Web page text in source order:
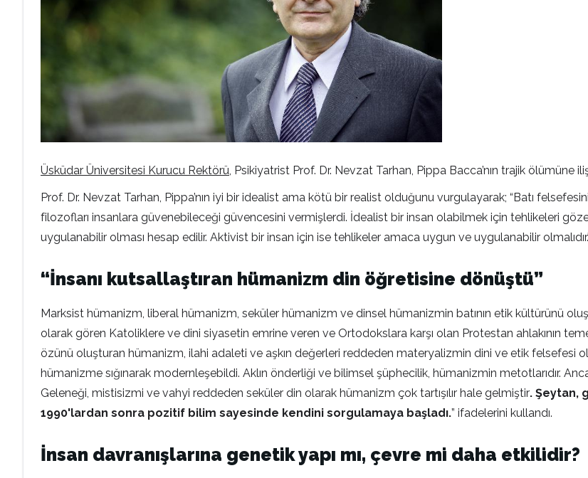
Üsküdar Üniversitesi Kurucu Rektörü, Psikiyatrist Prof. Dr. Nevzat Tarhan, Pippa Bacca’nın trajik ölümüne
Prof. Dr. Nevzat Tarhan, Pippa’nın iyi bir idealist ama kötü bir realist olduğunu vurgulayarak; “Batı
filozofları insanlara güvenebileceği güvencesini vermişlerdi. İdealist bir insan olabilmek için tehlikeleri
uygulanabilir olması hesap edilir. Aktivist bir insan için ise tehlikeler amaca uygun ve uygulanabilir
“İnsanı kutsallaştıran hümanizm din öğretisine dönüştü”
Marksist hümanizm, liberal hümanizm, seküler hümanizm ve dinsel hümanizmin batının etik kültürünü
olarak gören Katoliklere ve dini siyasetin emrine veren ve Ortodokslara karşı olan Protestan ahlakının
özünü oluşturan hümanizm, ilahi adaleti ve aşkın değerleri reddeden materyalizmin dini ve etik felsefesi
hümanizme sığınarak modernleşebildi. Aklın önderliği ve bilimsel şüphecilik, hümanizmin metotlarıdır.
Geleneği, mistisizmi ve vahyi reddeden seküler din olarak hümanizm çok tartışılır hale gelmiştir. Şeytan,
1990'lardan sonra pozitif bilim sayesinde kendini sorgulamaya başladı.” ifadelerini kullandı.
İnsan davranışlarına genetik yapı mı, çevre mi daha etkilidir?